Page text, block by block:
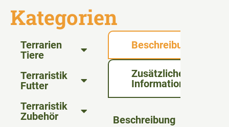
Kategorien
Terrarien
Tiere
Terraristik
Futter
Terraristik
Zubehör
Beschreibung
Zusätzliche
Informationen
Beschreibung